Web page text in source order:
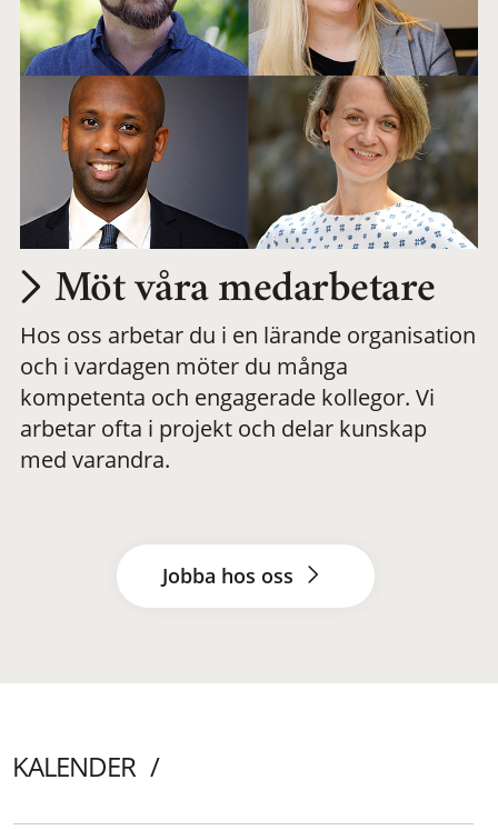
Möt våra medarbetare
Hos oss arbetar du i en lärande organisation
och i vardagen möter du många
kompetenta och engagerade kollegor. Vi
arbetar ofta i projekt och delar kunskap
med varandra.
Jobba hos oss
KALENDER